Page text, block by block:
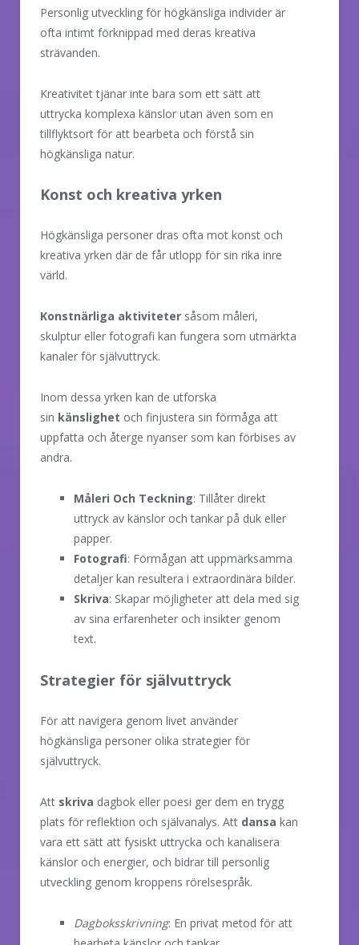
Personlig utveckling för högkänsliga individer är
ofta intimt förknippad med deras kreativa
strävanden.
Kreativitet tjänar inte bara som ett sätt att
uttrycka komplexa känslor utan även som en
tillflyktsort för att bearbeta och förstå sin
högkänsliga natur.
Konst och kreativa yrken
Högkänsliga personer dras ofta mot konst och
kreativa yrken där de får utlopp för sin rika inre
värld.
Konstnärliga aktiviteter såsom måleri,
skulptur eller fotografi kan fungera som utmärkta
kanaler för självuttryck.
Inom dessa yrken kan de utforska
sin känslighet och finjustera sin förmåga att
uppfatta och återge nyanser som kan förbises av
andra.
Måleri Och Teckning: Tillåter direkt
uttryck av känslor och tankar på duk eller
papper.
Fotografi: Förmågan att uppmärksamma
detaljer kan resultera i extraordinära bilder.
Skriva: Skapar möjligheter att dela med sig
av sina erfarenheter och insikter genom
text.
Strategier för självuttryck
För att navigera genom livet använder
högkänsliga personer olika strategier för
självuttryck.
Att skriva dagbok eller poesi ger dem en trygg
plats för reflektion och självanalys. Att dansa kan
vara ett sätt att fysiskt uttrycka och kanalisera
känslor och energier, och bidrar till personlig
utveckling genom kroppens rörelsespråk.
Dagboksskrivning: En privat metod för att